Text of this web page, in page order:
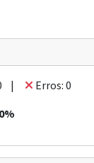
0 |
Erros: 0
0%